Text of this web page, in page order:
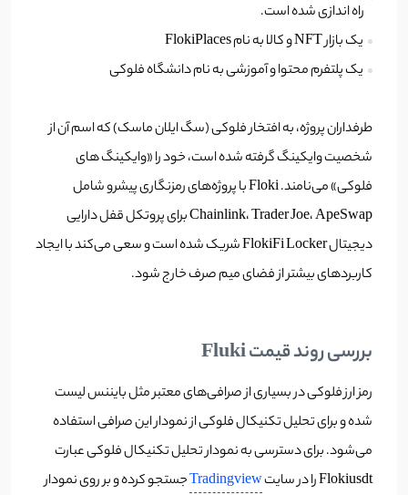
راه اندازی شده است.
یک بازار NFT و کالا به نام FlokiPlaces
یک پلتفرم محتوا و آموزشی به نام دانشگاه فلوکی
طرفداران پروژه، به افتخار فلوکی (سگ ایلان ماسک) که اسم آن از
شخصیت وایکینگ گرفته شده است، خود را «وایکینگ های
فلوکی» می‌نامند. Floki با پروژه‌های رمزنگاری پیشرو شامل
Chainlink، Trader Joe، ApeSwap برای پروتکل قفل دارایی
دیجیتال FlokiFi Locker شریک شده است و سعی می‌کند با ایجاد
کاربردهای بیشتر از فضای میم صرف خارج شود.
بررسی روند قیمت Fluki
رمز ارز فلوکی در بسیاری از صرافی‌های معتبر مثل بایننس لیست
شده و برای تحلیل تکنیکال فلوکی از نمودار این صرافی استفاده
می‌شود. برای دسترسی به نمودار تحلیل تکنیکال فلوکی عبارت
Flokiusdt را در سایت
Tradingviewجستجو کرده و بر روی نمودار